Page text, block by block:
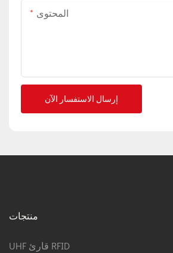
المحتوى
إرسال الاستفسار الآن
منتجات
UHF قارئ RFID